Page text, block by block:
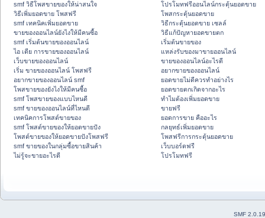
smf วิธีโพสขายของให้น่าสนใจ
วิธีเพิ่มยอดขาย โพสฟรี
smf เทคนิคเพิ่มยอดขาย
ขายของออนไลน์ยังไงให้มีคนซื้อ
smf เริ่มต้นขายของออนไลน์
ไอ เดีย การขายของออนไลน์
เว็บขายของออนไลน์
เริ่ม ขายของออนไลน์ โพสฟรี
อยากขายของออนไลน์ smf
โพสขายของยังไงให้มีคนซื้อ
smf โพสขายของแบบไหนดี
smf ขายของออนไลน์ที่ไหนดี
เทคนิคการโพสต์ขายของ
smf โพสต์ขายของให้ยอดขายปัง
โพสต์ขายของให้ยอดขายปังโพสฟรี
smf ขายของในกลุ่มซื้อขายสินค้า
ไม่รู้จะขายอะไรดี
โปรโมทฟรีออนไลน์กระตุ้นยอดขาย
โพสกระตุ้นยอดขาย
วิธีกระตุ้นยอดขาย เซลล์
วิธีแก้ปัญหายอดขายตก
เริ่มต้นขายของ
แหล่งรับของมาขายออนไลน์
ขายของออนไลน์อะไรดี
อยากขายของออนไลน์
ยอดขายไม่ดีควรทำอย่างไร
ยอดขายตกเกิดจากอะไร
ทำไมต้องเพิ่มยอดขาย
ขายฟรี
ยอดการขาย คืออะไร
กลยุทธ์เพิ่มยอดขาย
โพสฟรีการกระตุ้นยอดขาย
เว็บบอร์ดฟรี
โปรโมทฟรี
SMF 2.0.19